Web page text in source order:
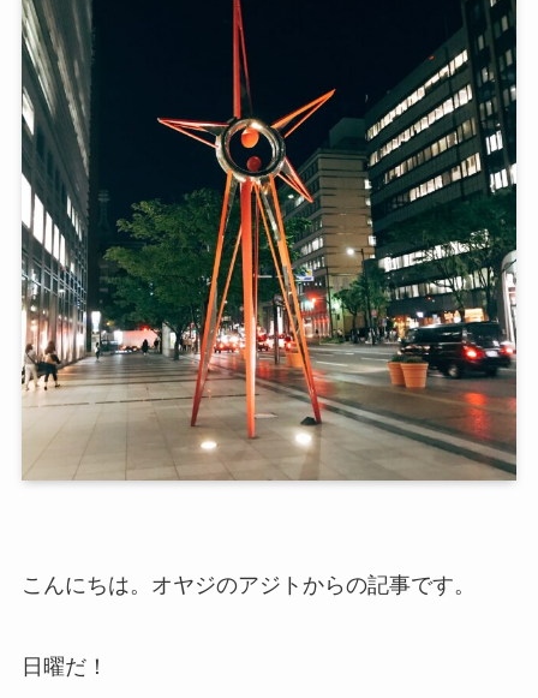
こんにちは。オヤジのアジトからの記事です。
日曜だ！